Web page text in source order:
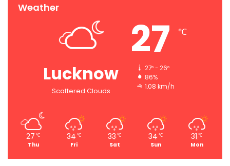
Weather
Lucknow
Scattered Clouds
27 ℃
27º - 26º
86%
1.08 km/h
27 ℃
Thu
34 ℃
Fri
33 ℃
Sat
34 ℃
Sun
31℃
Mon